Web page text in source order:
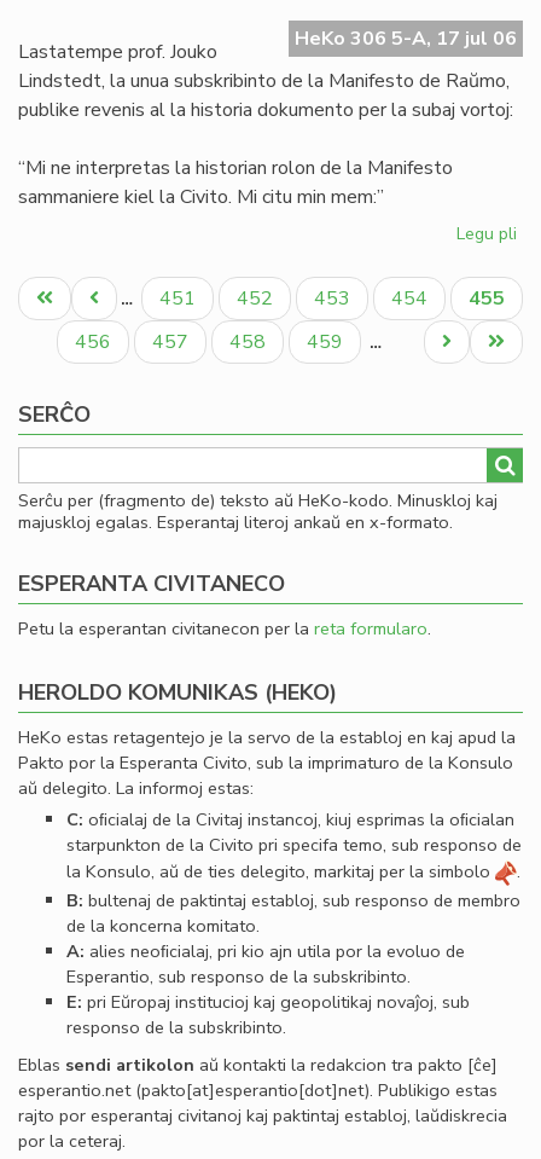
HeKo 306 5-A, 17 jul 06
Lastatempe prof. Jouko
Lindstedt, la unua subskribinto de la Manifesto de Raŭmo,
publike revenis al la historia dokumento per la subaj vortoj:
“Mi ne interpretas la historian rolon de la Manifesto
sammaniere kiel la Civito. Mi citu min mem:”
Legu pli
en
la
Pagination
Unua
paĝo
Antaŭa
paĝo
… Paĝo
451 Paĝo
452 Paĝo
453 Paĝo
454
Aktuala
paĝo
455
Paĝo
456 Paĝo
457 Paĝo
458 Paĝo
459 …
Last
page
Next
page
SERĈO
Serĉu per (fragmento de) teksto aŭ HeKo-kodo. Minuskloj kaj
majuskloj egalas. Esperantaj literoj ankaŭ en x-formato.
ESPERANTA CIVITANECO
Petu la esperantan civitanecon per la reta formularo.
HEROLDO KOMUNIKAS (HEKO)
HeKo estas retagentejo je la servo de la establoj en kaj apud la
Pakto por la Esperanta Civito, sub la imprimaturo de la Konsulo
aŭ delegito. La informoj estas:
C: oﬁcialaj de la Civitaj instancoj, kiuj esprimas la oﬁcialan
starpunkton de la Civito pri specifa temo, sub responso de
la Konsulo, aŭ de ties delegito, markitaj per la simbolo
.
B: bultenaj de paktintaj establoj, sub responso de membro
de la koncerna komitato.
A: alies neoﬁcialaj, pri kio ajn utila por la evoluo de
Esperantio, sub responso de la subskribinto.
E: pri Eŭropaj institucioj kaj geopolitikaj novaĵoj, sub
responso de la subskribinto.
Eblas sendi artikolon aŭ kontakti la redakcion tra pakto [ĉe]
esperantio.net(pakto[at]esperantio[dot]net). Publikigo estas
rajto por esperantaj civitanoj kaj paktintaj establoj, laŭdiskrecia
por la ceteraj.